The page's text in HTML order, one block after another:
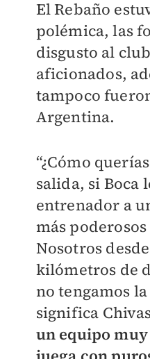
El Rebaño
polémica, las
disgusto al
aficionados,
tampoco
Argentina.
“¿Cómo
salida, si Boca
entrenador a
más
Nosotros
kilómetros de
no tengamos
significa
un equipo